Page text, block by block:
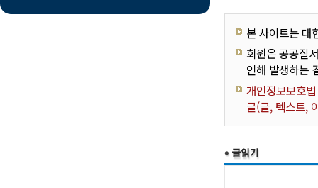
본 사이트는 대
회원은 공공질
인해 발생하는
개인정보보호
글(글, 텍스트,